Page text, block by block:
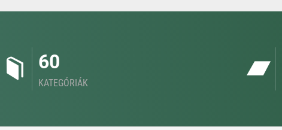
60
KATEGÓRIÁK